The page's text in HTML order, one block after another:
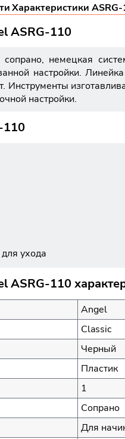
Характеристики
ASRG-110
немецкая
настройки.
настройки.
110
ухода
110
Angel
Classic
Черный
Пластик
1
Сопрано
Для